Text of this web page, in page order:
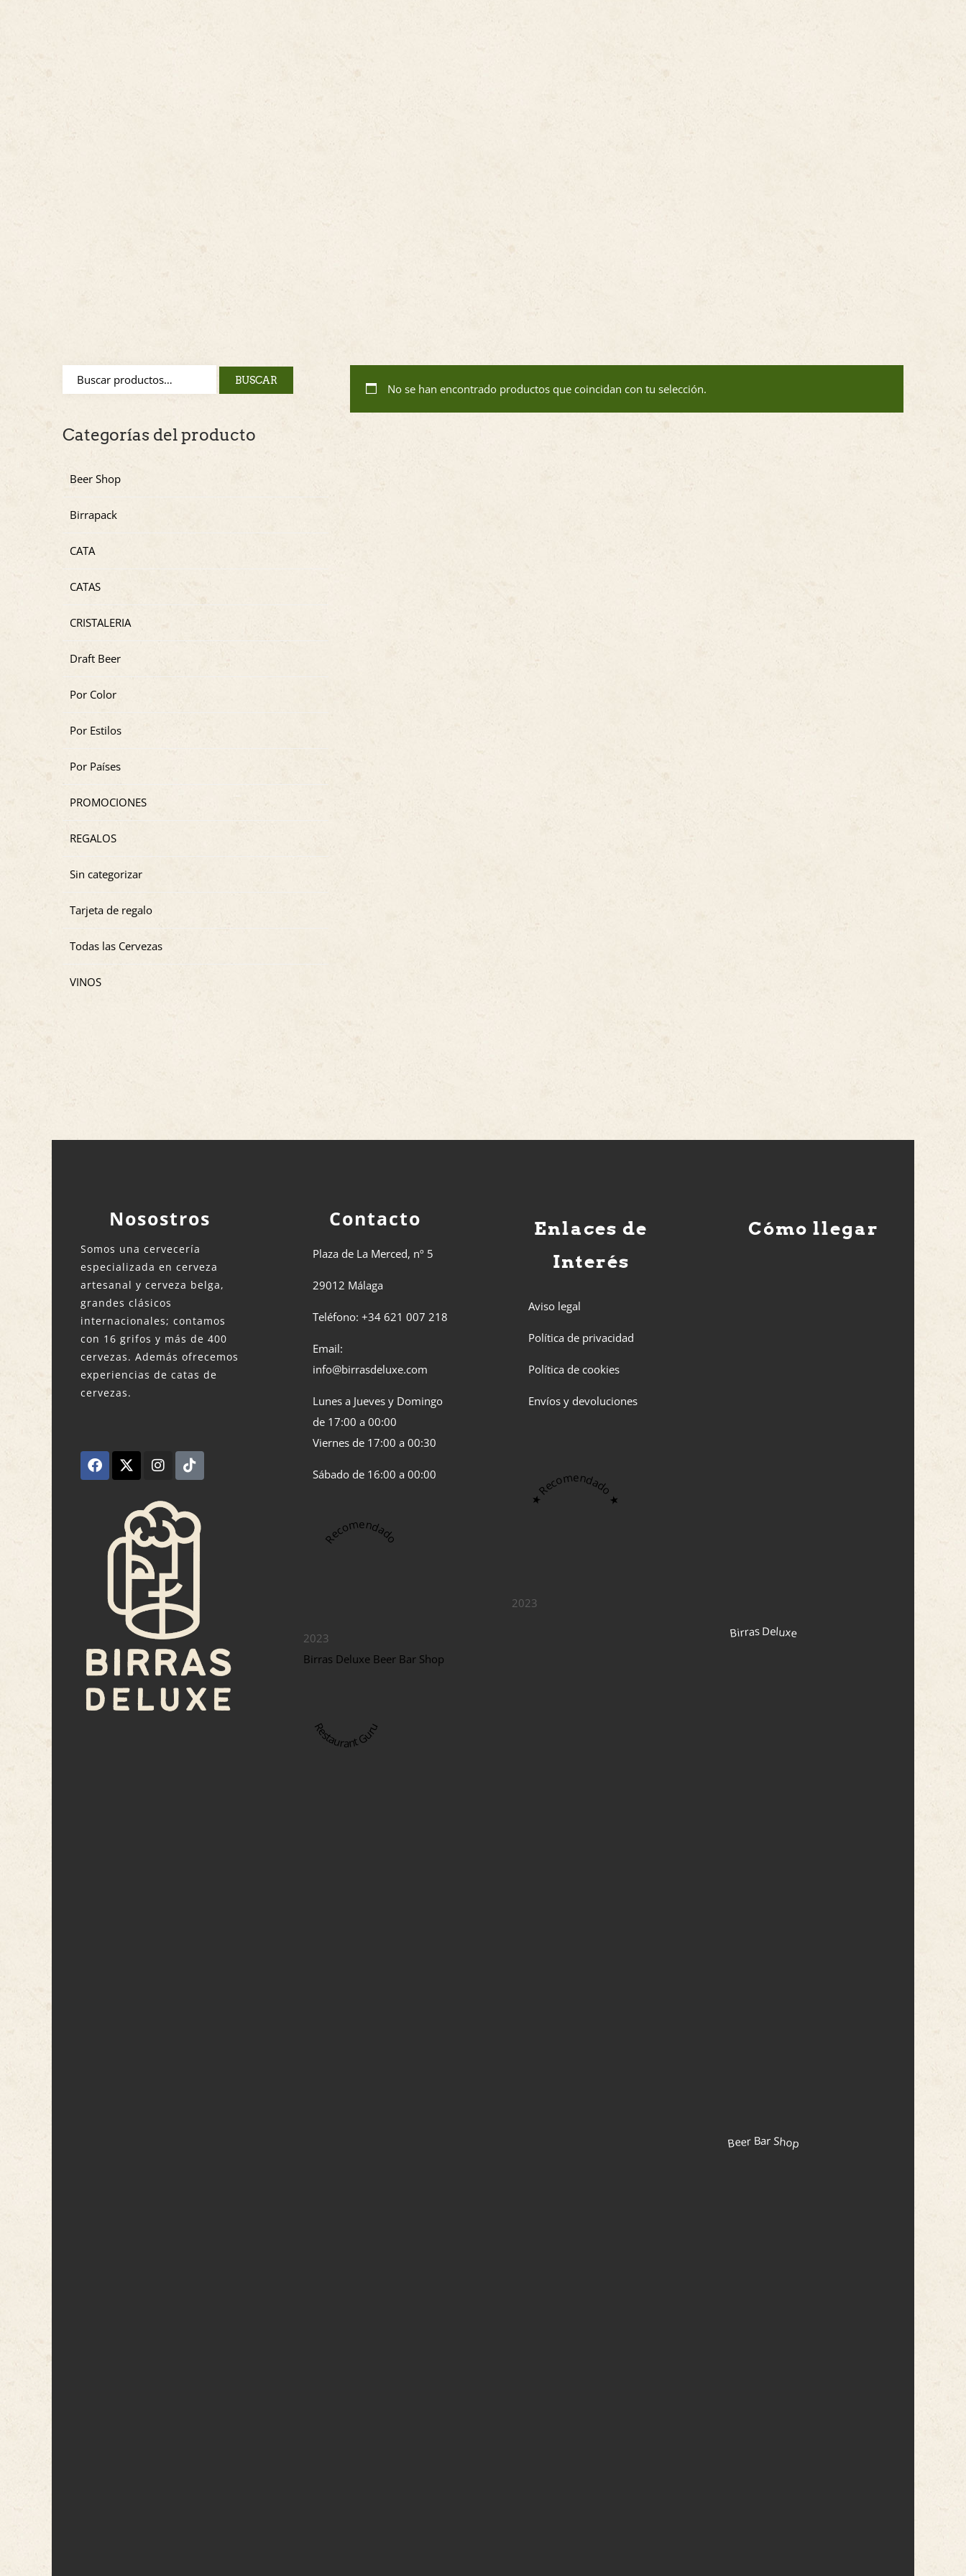
BUSCAR
Categorías del producto
Beer Shop
Birrapack
CATA
CATAS
CRISTALERIA
Draft Beer
Por Color
Por Estilos
Por Países
PROMOCIONES
REGALOS
Sin categorizar
Tarjeta de regalo
Todas las Cervezas
VINOS
No se han encontrado productos que coincidan con tu selección.
Nosostros
Somos una cervecería
especializada en cerveza
artesanal y cerveza belga,
grandes clásicos
internacionales; contamos
con 16 grifos y más de 400
cervezas. Además ofrecemos
experiencias de catas de
cervezas.
Contacto
Plaza de La Merced, nº 5
29012 Málaga
Teléfono: +34 621 007 218
Email:
info@birrasdeluxe.com​
Lunes a Jueves y Domingo
de 17:00 a 00:00
Viernes de 17:00 a 00:30
Sábado de 16:00 a 00:00
Recomendado
2023
Birras Deluxe Beer Bar Shop
Restaurant Guru
Enlaces de
Interés
Aviso legal
Política de privacidad
Política de cookies
Envíos y devoluciones
★ Recomendado ★
2023
Birras Deluxe
Beer Bar Shop
Cómo llegar